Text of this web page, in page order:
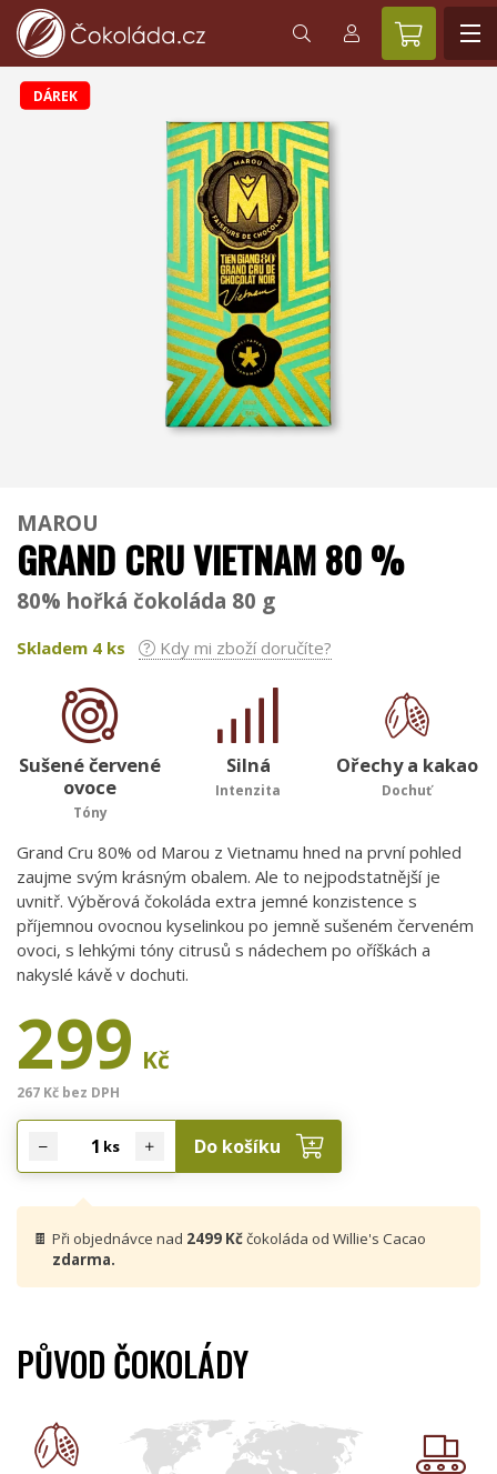
DÁREK
MAROU
GRAND CRU VIETNAM 80 %
80% hořká čokoláda 80 g
Skladem 4 ks Kdy mi zboží doručíte?
Sušené červené
ovoce
Tóny
Silná
Intenzita
Ořechy a kakao
Dochuť
Grand Cru 80% od Marou z Vietnamu hned na první pohled
zaujme svým krásným obalem. Ale to nejpodstatnější je
uvnitř. Výběrová čokoláda extra jemné konzistence s
příjemnou ovocnou kyselinkou po jemně sušeném červeném
ovoci, s lehkými tóny citrusů s nádechem po oříškách a
nakyslé kávě v dochuti.
299 Kč
267 Kč bez DPH
ks Do košíku
🍫 Při objednávce nad 2499 Kččokoláda od Willie's Cacao
zdarma.
PŮVOD ČOKOLÁDY